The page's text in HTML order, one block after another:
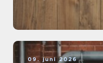
09. juni 2026